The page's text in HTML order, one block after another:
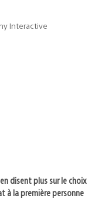
Interactive
disent plus sur le choix
à la première personne